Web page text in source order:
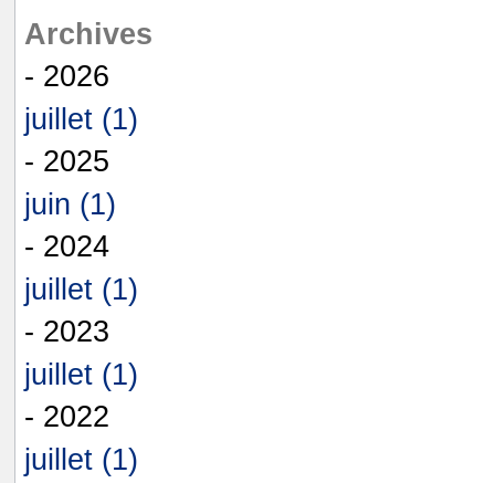
Archives
- 2026
juillet (1)
- 2025
juin (1)
- 2024
juillet (1)
- 2023
juillet (1)
- 2022
juillet (1)